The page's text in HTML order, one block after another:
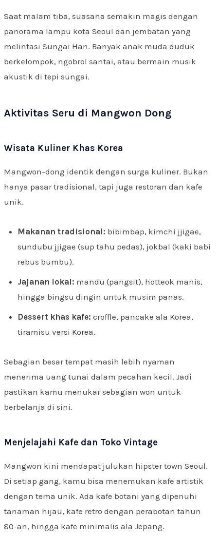
Saat malam tiba, suasana semakin magis dengan
panorama lampu kota Seoul dan jembatan yang
melintasi Sungai Han. Banyak anak muda duduk
berkelompok, ngobrol santai, atau bermain musik
akustik di tepi sungai.
Aktivitas Seru di Mangwon Dong
Wisata Kuliner Khas Korea
Mangwon-dong identik dengan surga kuliner. Bukan
hanya pasar tradisional, tapi juga restoran dan kafe
unik.
Makanan tradisional: bibimbap, kimchi jjigae,
sundubu jjigae (sup tahu pedas), jokbal (kaki babi
rebus bumbu).
Jajanan lokal: mandu (pangsit), hotteok manis,
hingga bingsu dingin untuk musim panas.
Dessert khas kafe: croffle, pancake ala Korea,
tiramisu versi Korea.
Sebagian besar tempat masih lebih nyaman
menerima uang tunai dalam pecahan kecil. Jadi
pastikan kamu menukar sebagian won untuk
berbelanja di sini.
Menjelajahi Kafe dan Toko Vintage
Mangwon kini mendapat julukan hipster town Seoul.
Di setiap gang, kamu bisa menemukan kafe artistik
dengan tema unik. Ada kafe botani yang dipenuhi
tanaman hijau, kafe retro dengan perabotan tahun
80-an, hingga kafe minimalis ala Jepang.